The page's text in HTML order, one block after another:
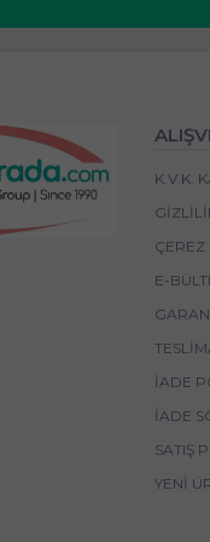
K.V.K.
ÇEREZ
E-
İADE
İADE
SATIŞ
YENI